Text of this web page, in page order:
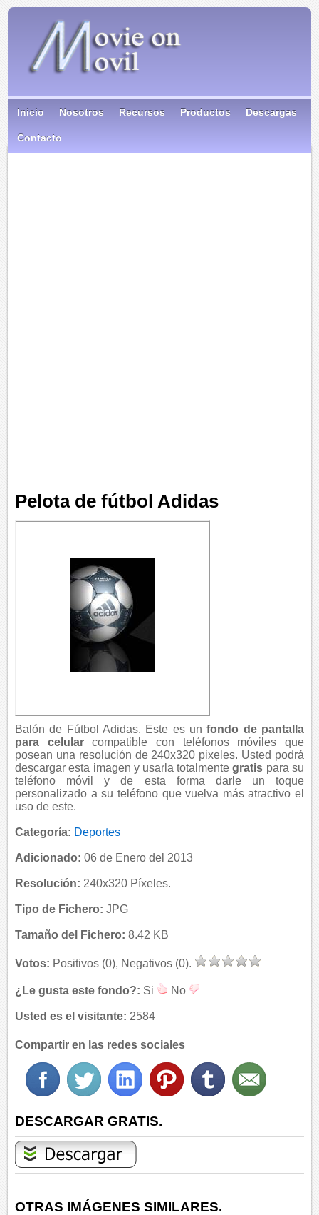
Inicio Nosotros Recursos Productos Descargas
Contacto
Pelota de fútbol Adidas
Balón de Fútbol Adidas. Este es unfondo de pantalla
para celularcompatible con teléfonos móviles que
posean una resolución de 240x320 pixeles. Usted podrá
descargar esta imagen y usarla totalmentegratis para su
teléfono móvil y de esta forma darle un toque
personalizado a su teléfono que vuelva más atractivo el
uso de este.
Categoría: Deportes
Adicionado: 06 de Enero del 2013
Resolución: 240x320 Píxeles.
Tipo de Fichero: JPG
Tamaño del Fichero: 8.42 KB
Votos: Positivos (0), Negativos (0).
¿Le gusta este fondo?: Si No
Usted es el visitante: 2584
Compartir en las redes sociales
DESCARGAR GRATIS.
OTRAS IMÁGENES SIMILARES.